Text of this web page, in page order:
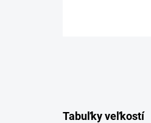
Tabuľky veľkostí